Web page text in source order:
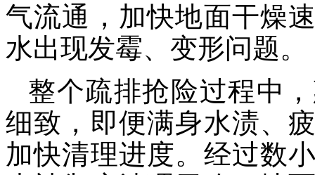
气流通，加快地面干燥
水出现发霉、变形问题。
整个疏排抢险过程中，
细致，即便满身水渍、
加快清理进度。经过数